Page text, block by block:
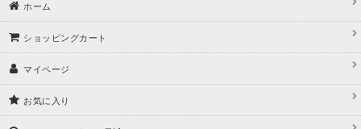
ホーム
ショッピングカート
マイページ
お気に入り